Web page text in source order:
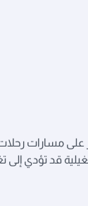
مسارات رحلات
قد تؤدي إلى